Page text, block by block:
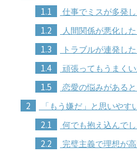
1.1 仕事でミスが多発し
1.2 人間関係が悪化した
1.3 トラブルが連発し
1.4 頑張ってもうまく
1.5 恋愛の悩みがあると
2 「もう嫌だ」と思いやす
2.1 何でも抱え込んでし
2.2 完璧主義で理想が